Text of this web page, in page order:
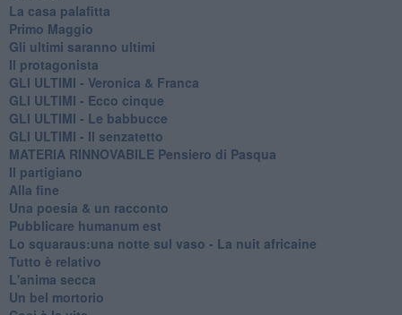
La casa palafitta
Primo Maggio
Gli ultimi saranno ultimi
Il protagonista
GLI ULTIMI - Veronica & Franca
GLI ULTIMI - Ecco cinque
GLI ULTIMI - Le babbucce
GLI ULTIMI - Il senzatetto
MATERIA RINNOVABILE Pensiero di Pasqua
Il partigiano
Alla fine
Una poesia & un racconto
Pubblicare humanum est
Lo squaraus:una notte sul vaso - La nuit africaine
Tutto è relativo
L'anima secca
Un bel mortorio